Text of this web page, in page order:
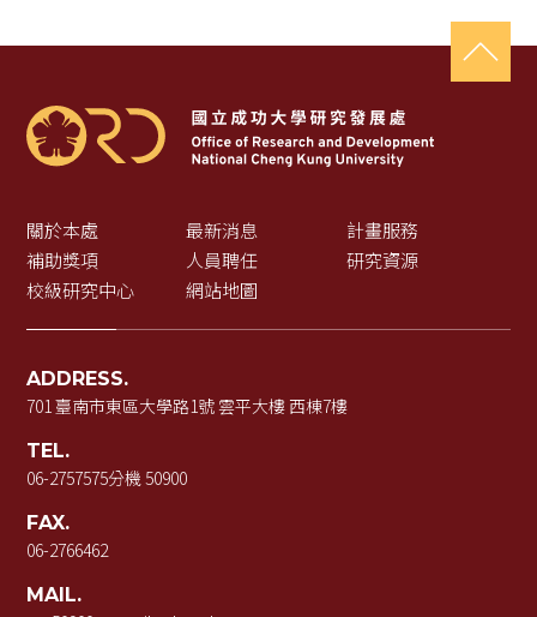
關於本處 最新消息
計畫服務
補助獎項
人員聘任
研究資源
校級研究中心
網站地圖
ADDRESS.
701 臺南市東區大學路1號 雲平大樓 西棟7樓
TEL.
06-2757575分機 50900
FAX.
06-2766462
MAIL.